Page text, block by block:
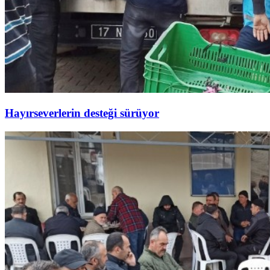
Hayırseverlerin desteği sürüyor